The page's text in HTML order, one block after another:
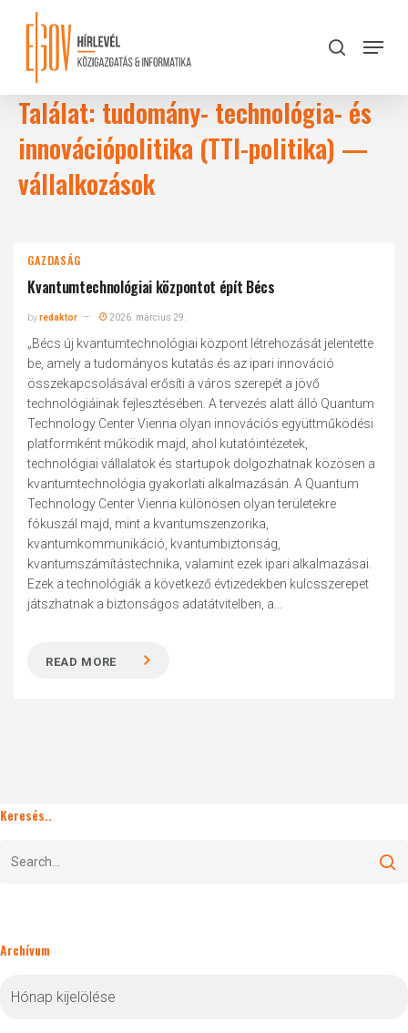
content
search
Menu
Találat: tudomány- technológia- és
innovációpolitika (TTI-politika) —
vállalkozások
GAZDASÁG
Kvantumtechnológiai központot épít Bécs
byredaktor 2026. március 29.
„Bécs új kvantumtechnológiai központ létrehozását jelentette
be, amely a tudományos kutatás és az ipari innováció
összekapcsolásával erősíti a város szerepét a jövő
technológiáinak fejlesztésében. A tervezés alatt álló Quantum
Technology Center Vienna olyan innovációs együttműködési
platformként működik majd, ahol kutatóintézetek,
technológiai vállalatok és startupok dolgozhatnak közösen a
kvantumtechnológia gyakorlati alkalmazásán. A Quantum
Technology Center Vienna különösen olyan területekre
fókuszál majd, mint a kvantumszenzorika,
kvantumkommunikáció, kvantumbiztonság,
kvantumszámítástechnika, valamint ezek ipari alkalmazásai.
Ezek a technológiák a következő évtizedekben kulcsszerepet
játszhatnak a biztonságos adatátvitelben, a...
READ MORE
Keresés..
Archívum
Close